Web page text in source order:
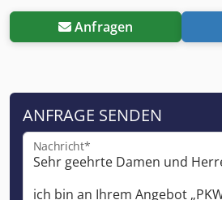
Anfragen
ANFRAGE SENDEN
Nachricht*